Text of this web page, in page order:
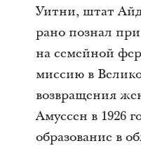
Уитни, штат
рано познал
на семейной
миссию в
возвращения
Амуссен в 1926
образование в